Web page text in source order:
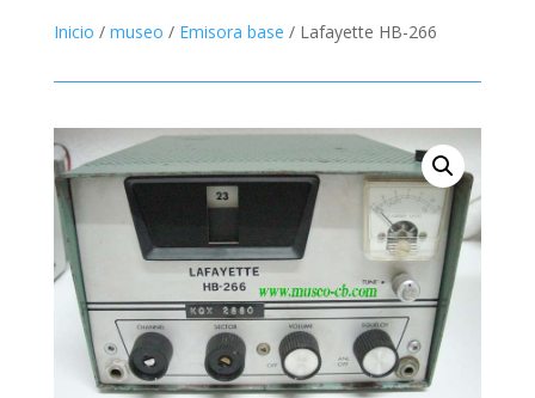
Inicio / museo / Emisora base / Lafayette HB-266